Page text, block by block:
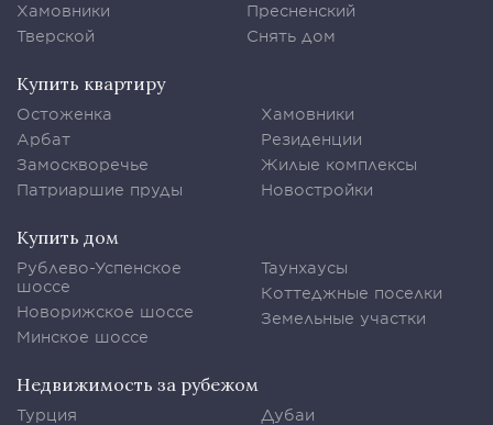
Хамовники
Тверской
Пресненский
Снять дом
Купить квартиру
Остоженка
Арбат
Замоскворечье
Патриаршие пруды
Хамовники
Резиденции
Жилые комплексы
Новостройки
Купить дом
Рублево-Успенское
шоссе
Новорижское шоссе
Минское шоссе
Таунхаусы
Коттеджные поселки
Земельные участки
Недвижимость за рубежом
Турция
Дубаи